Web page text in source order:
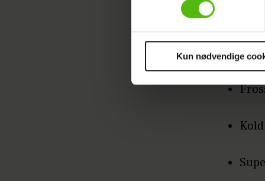
Vi anvender egne cookies
sociale medier.
cookies,
Kun nødvendige